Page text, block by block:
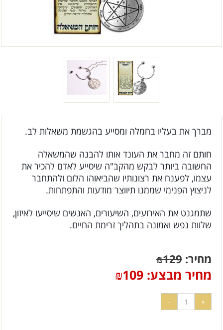
מברך את בעליו בחמלה ומסייע בהגשמת משאלות לב.
חותם זה מחבר את העונד אותו להבנה שהמשאלה
החשובה ביותר לבקש מהקב"ה שיסייע לאדם להכיר את
עצמו, לפענח את רצונותיו שהביאוהו הלום ולהתחבר
לניצוץ הפנימי שממנו תיווצר מודעות והתפתחות.
שתמגנט את האירועים, השיעורים, האנשים שיסייעו לאיזון,
שלוות נפש ואמונה בתהליך זרימת החיים.
מחיר: ₪129
מחיר מבצע: ₪109